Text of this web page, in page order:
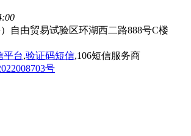
自由贸易试验区环湖西二路888号C楼
平台,验证码短信,106短信服务商
号